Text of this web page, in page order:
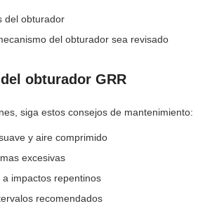
del obturador
del obturador sea revisado
obturador GRR
siga estos consejos de mantenimiento:
y aire comprimido
excesivas
impactos repentinos
recomendados